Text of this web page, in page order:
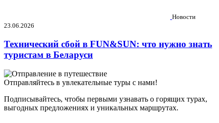
Новости
23.06.2026
Технический сбой в FUN&SUN: что нужно знать
туристам в Беларуси
Отправляйтесь в увлекательные туры с нами!
Подписывайтесь, чтобы первыми узнавать о горящих турах,
выгодных предложениях и уникальных маршрутах.